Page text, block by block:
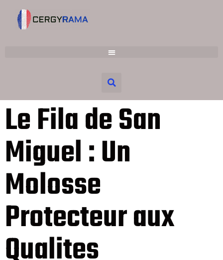
Le Fila de San
Miguel : Un
Molosse
Protecteur aux
Qualites